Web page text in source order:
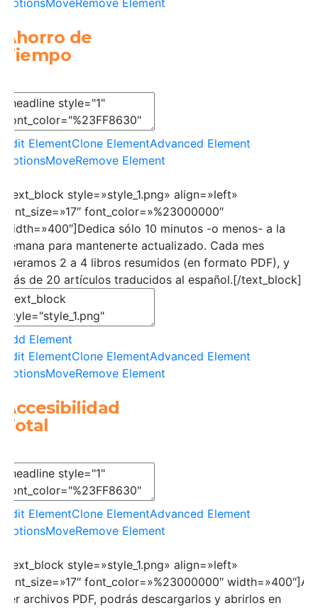
OptionsMoveRemove Element
Ahorro de
Tiempo
Edit ElementClone ElementAdvanced Element
OptionsMoveRemove Element
[text_block style=»style_1.png» align=»left»
font_size=»17″ font_color=»%23000000″
width=»400″]Dedica sólo 10 minutos -o menos- a la
semana para mantenerte actualizado. Cada mes
liberamos 2 a 4 libros resumidos (en formato PDF), y
más de 20 artículos traducidos al español.[/text_block]
Add Element
Edit ElementClone ElementAdvanced Element
OptionsMoveRemove Element
Accesibilidad
Total
Edit ElementClone ElementAdvanced Element
OptionsMoveRemove Element
[text_block style=»style_1.png» align=»left»
font_size=»17″ font_color=»%23000000″ width=»400″]Al
ser archivos PDF, podrás descargarlos y abrirlos en